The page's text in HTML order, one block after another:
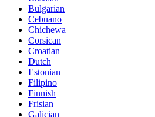
Bulgarian
Cebuano
Chichewa
Corsican
Croatian
Dutch
Estonian
Filipino
Finnish
Frisian
Galician